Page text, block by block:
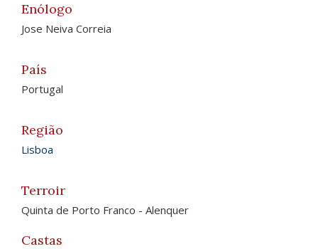
Enólogo
Jose Neiva Correia
País
Portugal
Região
Lisboa
Terroir
Quinta de Porto Franco - Alenquer
Castas